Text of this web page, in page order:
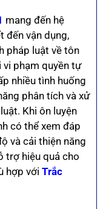
mang đến hệ
đến vận dụng,
pháp luật về tôn
vi phạm quyền tự
nhiều tình huống
phân tích và xử
Khi ôn luyện
có thể xem đáp
và cải thiện năng
trợ hiệu quả cho
hợp với Trắc